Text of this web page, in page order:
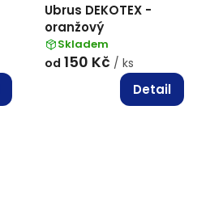
Ubrus DEKOTEX -
oranžový
Skladem
od 150 Kč / ks
Detail